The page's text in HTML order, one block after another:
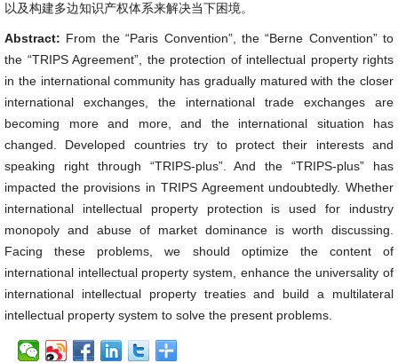
以及构建多边知识产权体系来解决当下困境。
Abstract: From the “Paris Convention”, the “Berne Convention” to
the “TRIPS Agreement”, the protection of intellectual property rights
in the international community has gradually matured with the closer
international exchanges, the international trade exchanges are
becoming more and more, and the international situation has
changed. Developed countries try to protect their interests and
speaking right through “TRIPS-plus”. And the “TRIPS-plus” has
impacted the provisions in TRIPS Agreement undoubtedly. Whether
international intellectual property protection is used for industry
monopoly and abuse of market dominance is worth discussing.
Facing these problems, we should optimize the content of
international intellectual property system, enhance the universality of
international intellectual property treaties and build a multilateral
intellectual property system to solve the present problems.